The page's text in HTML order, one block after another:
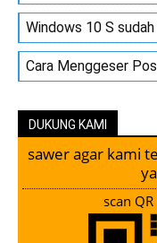
Windows 10 S
Cara Menggeser
DUKUNG KAMI
sawer agar kami
scan